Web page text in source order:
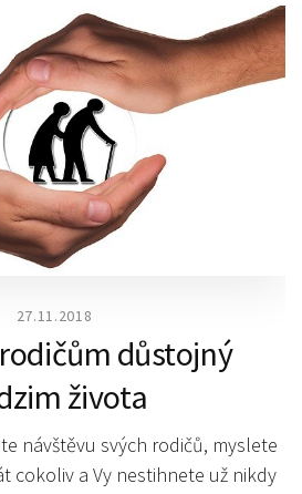
27.11.2018
důstojný
života
návštěvu svých rodičů, myslete
cokoliv a Vy nestihnete už nikdy